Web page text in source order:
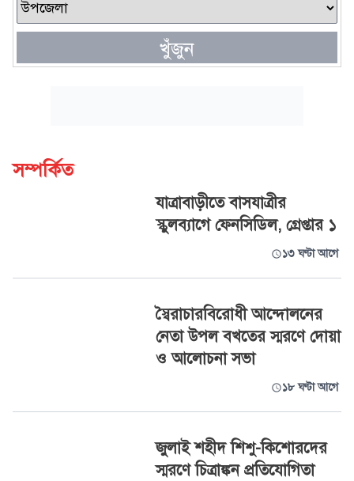
খুঁজুন
সম্পর্কিত
যাত্রাবাড়ীতে বাসযাত্রীর
স্কুলব্যাগে ফেনসিডিল, গ্রেপ্তার ১
১৩ ঘণ্টা আগে
স্বৈরাচারবিরোধী আন্দোলনের
নেতা উপল বখতের স্মরণে দোয়া
ও আলোচনা সভা
১৮ ঘণ্টা আগে
জুলাই শহীদ শিশু-কিশোরদের
স্মরণে চিত্রাঙ্কন প্রতিযোগিতা